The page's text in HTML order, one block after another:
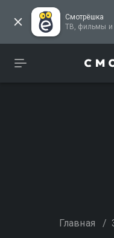
Смотрёшка
Главная /